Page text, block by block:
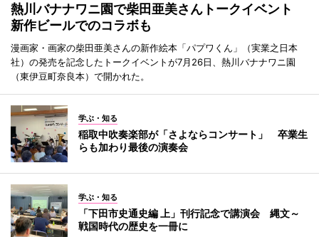
熱川バナナワニ園で柴田亜美さんトークイベント
新作ビールでのコラボも
漫画家・画家の柴田亜美さんの新作絵本「パプワくん」（実業之日本
社）の発売を記念したトークイベントが7月26日、熱川バナナワニ園
（東伊豆町奈良本）で開かれた。
学ぶ・知る
稲取中吹奏楽部が「さよならコンサート」 卒業生
らも加わり最後の演奏会
学ぶ・知る
「下田市史通史編 上」刊行記念で講演会 縄文～
戦国時代の歴史を一冊に